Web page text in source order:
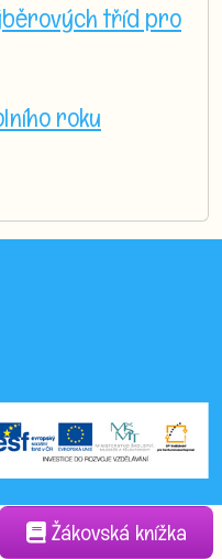
tříd pro
roku
|administrace
Žákovská knížka